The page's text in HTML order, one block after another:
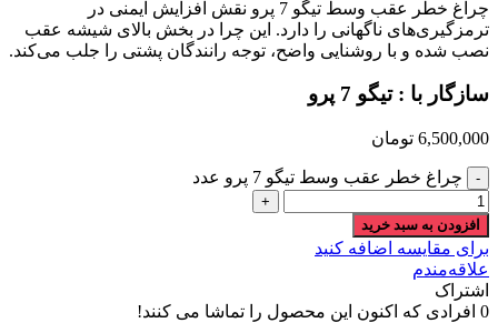
چراغ خطر عقب وسط تیگو 7 پرو نقش افزایش ایمنی در
ترمزگیری‌های ناگهانی را دارد. این چرا در بخش بالای شیشه عقب
نصب شده و با روشنایی واضح، توجه رانندگان پشتی را جلب می‌کند.
سازگار با :تیگو 7 پرو
6,500,000 تومان
چراغ خطر عقب وسط تیگو 7 پرو عدد
افزودن به سبد خرید
برای مقایسه اضافه کنید
علاقه‌مندم
اشتراک
0 افرادی که اکنون این محصول را تماشا می کنند!